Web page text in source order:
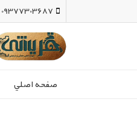
09377303687
صفحه اصلي